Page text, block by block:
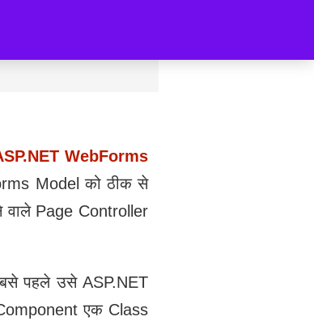
WebForms
Model को ठीक से
वाले Page Controller
पहले उसे ASP.NET
एक Class